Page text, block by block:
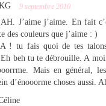
9 septembre 2010
J’aime j’aime. En fait
des couleurs que j’aime : )
! tu fais quoi de tes
Eh beh tu te débrouille. A
Mais en général,
d’énooorme choses aussi.